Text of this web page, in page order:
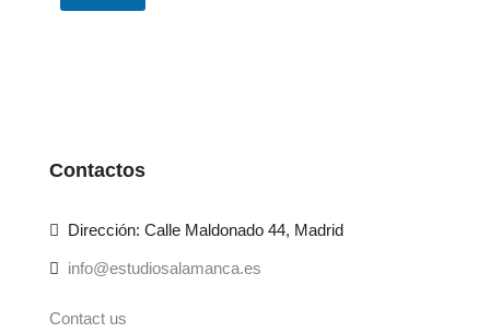
Contactos
Dirección: Calle Maldonado 44, Madrid
info@estudiosalamanca.es
Contact us